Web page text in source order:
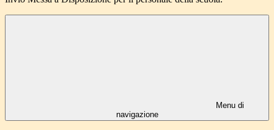
Menu di
navigazione